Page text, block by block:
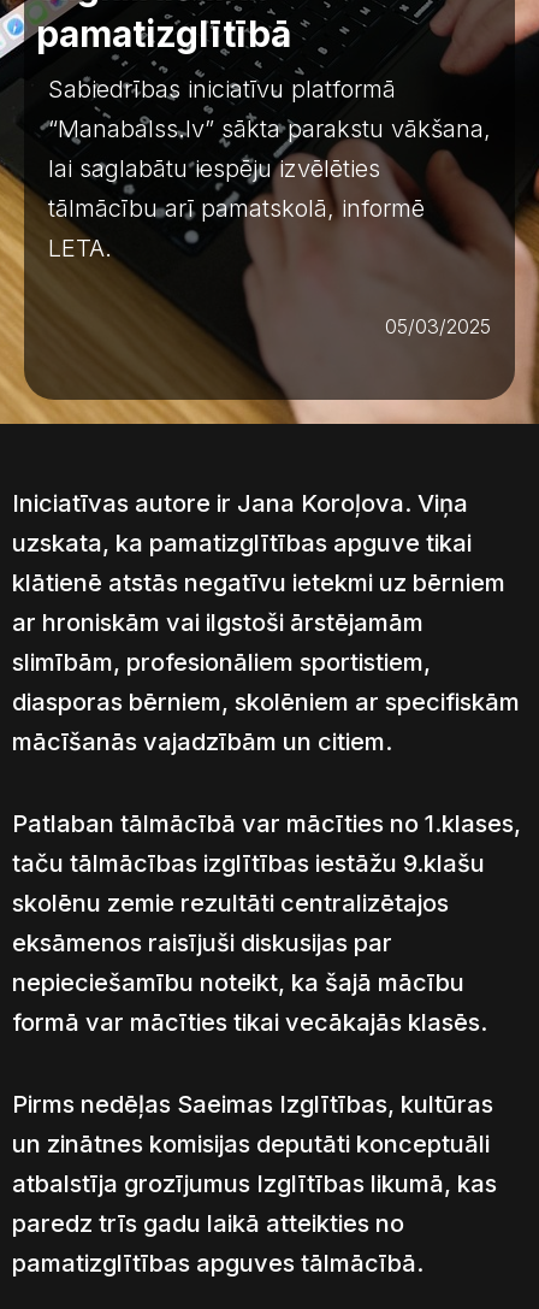
pamatizglītībā
Sabiedrības iniciatīvu platformā
“Manabalss.lv” sākta parakstu vākšana,
lai saglabātu iespēju izvēlēties
tālmācību arī pamatskolā, informē
LETA.
05/03/2025
Iniciatīvas autore ir Jana Koroļova. Viņa
uzskata, ka pamatizglītības apguve tikai
klātienē atstās negatīvu ietekmi uz bērniem
ar hroniskām vai ilgstoši ārstējamām
slimībām, profesionāliem sportistiem,
diasporas bērniem, skolēniem ar specifiskām
mācīšanās vajadzībām un citiem.
Patlaban tālmācībā var mācīties no 1.klases,
taču tālmācības izglītības iestāžu 9.klašu
skolēnu zemie rezultāti centralizētajos
eksāmenos raisījuši diskusijas par
nepieciešamību noteikt, ka šajā mācību
formā var mācīties tikai vecākajās klasēs.
Pirms nedēļas Saeimas Izglītības, kultūras
un zinātnes komisijas deputāti konceptuāli
atbalstīja grozījumus Izglītības likumā, kas
paredz trīs gadu laikā atteikties no
pamatizglītības apguves tālmācībā.